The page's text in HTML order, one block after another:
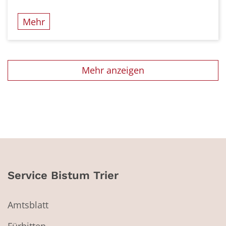
Mehr
Mehr anzeigen
Service Bistum Trier
Amtsblatt